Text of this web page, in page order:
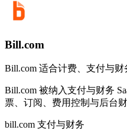
Bill.com
Bill.com 适合计费、支付与财
Bill.com 被纳入支付与财务
票、订阅、费用控制与后台财
bill.com 支付与财务